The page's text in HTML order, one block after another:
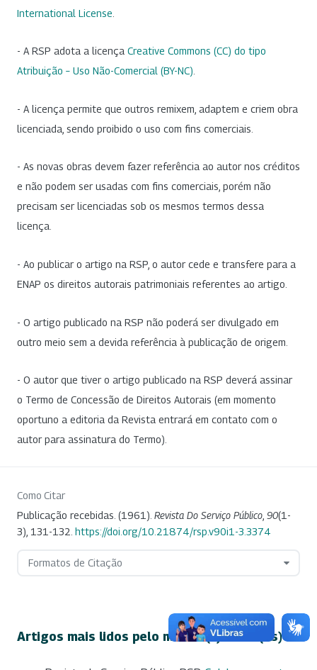
International License
- A RSP adota a licença Creative Commons (CC) do tipo
Atribuição – Uso Não-Comercial (BY-NC)
- A licença permite que outros remixem, adaptem e criem obra
licenciada, sendo proibido o uso com fins comerciais.
- As novas obras devem fazer referência ao autor nos créditos
e não podem ser usadas com fins comerciais, porém não
precisam ser licenciadas sob os mesmos termos dessa
licença.
- Ao publicar o artigo na RSP, o autor cede e transfere para a
ENAP os direitos autorais patrimoniais referentes ao artigo.
- O artigo publicado na RSP não poderá ser divulgado em
outro meio sem a devida referência à publicação de origem.
- O autor que tiver o artigo publicado na RSP deverá assinar
o Termo de Concessão de Direitos Autorais (em momento
oportuno a editoria da Revista entrará em contato com o
autor para assinatura do Termo).
Como Citar
Publicação recebidas. (1961). Revista Do Serviço Público 90(1-
3), 131-132. https://doi.org/10.21874/rsp.v90i1-3.3374
Formatos de Citação
Artigos mais lidos pelo mesmo(s) autor(es)